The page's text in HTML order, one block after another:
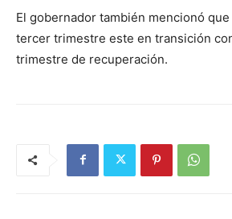
El gobernador también mencionó
tercer trimestre este en transición
trimestre de recuperación.